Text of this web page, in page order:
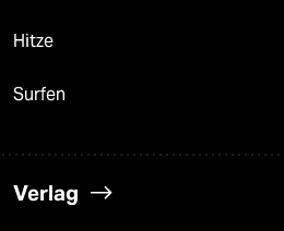
Hitze
Surfen
Verlag